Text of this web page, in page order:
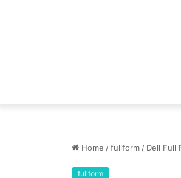
Home /fullform / Dell Full
fullform